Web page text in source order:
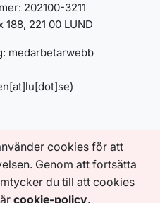
cookies för att
Genom att fortsätta
du till att cookies
cookie-policy.
202100-3211
221 00 LUND
medarbetarwebb